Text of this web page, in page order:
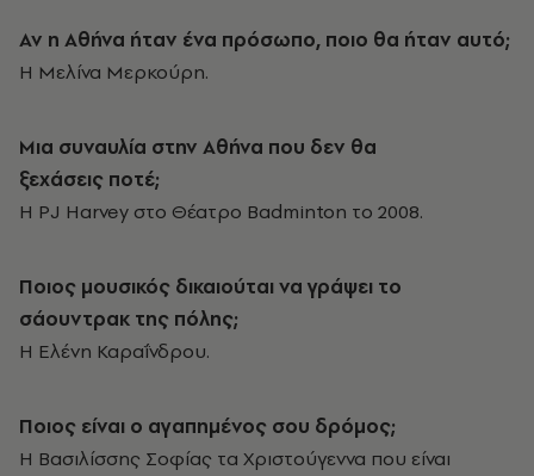
Αν η Αθήνα ήταν ένα πρόσωπο, ποιο θα ήταν αυτό;
Η Μελίνα Μερκούρη.
Μια συναυλία στην Αθήνα που δεν θα
ξεχάσεις ποτέ;
H PJ Harvey στο Θέατρο Badminton το 2008.
Ποιος μουσικός δικαιούται να γράψει το
σάουντρακ της πόλης;
Η Ελένη Καραΐνδρου.
Ποιος είναι ο αγαπημένος σου δρόμος;
H Βασιλίσσης Σοφίας τα Χριστούγεννα που είναι